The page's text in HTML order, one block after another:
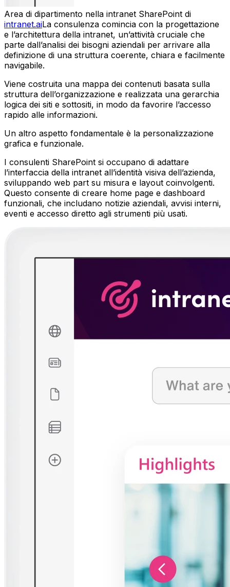
Area di dipartimento nella intranet SharePoint di
intranet.aiLa consulenza comincia con la progettazione
e l’architettura della intranet, un’attività cruciale che
parte dall’analisi dei bisogni aziendali per arrivare alla
definizione di una struttura coerente, chiara e facilmente
navigabile.
Viene costruita una mappa dei contenuti basata sulla
struttura dell’organizzazione e realizzata una gerarchia
logica dei siti e sottositi, in modo da favorire l’accesso
rapido alle informazioni.
Un altro aspetto fondamentale è la personalizzazione
grafica e funzionale.
I consulenti SharePoint si occupano di adattare
l’interfaccia della intranet all’identità visiva dell’azienda,
sviluppando web part su misura e layout coinvolgenti.
Questo consente di creare home page e dashboard
funzionali, che includano notizie aziendali, avvisi interni,
eventi e accesso diretto agli strumenti più usati.